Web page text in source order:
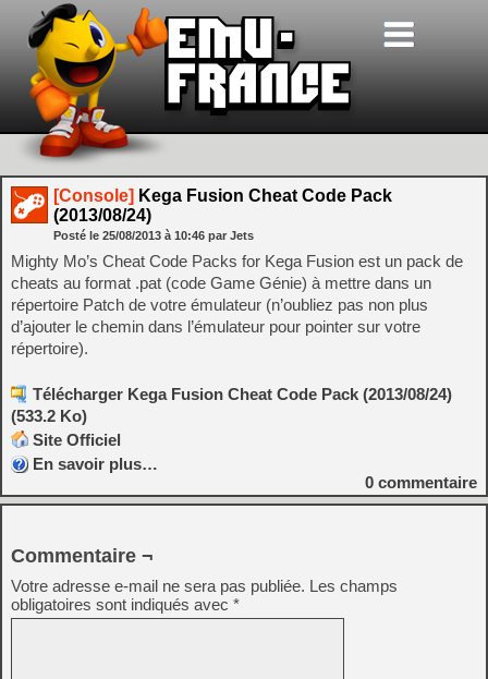
[Console] Kega Fusion Cheat Code Pack
(2013/08/24)
Posté le 25/08/2013 à 10:46 par Jets
Mighty Mo’s Cheat Code Packs for Kega Fusion est un pack de
cheats au format .pat (code Game Génie) à mettre dans un
répertoire Patch de votre émulateur (n’oubliez pas non plus
d’ajouter le chemin dans l’émulateur pour pointer sur votre
répertoire).
Télécharger Kega Fusion Cheat Code Pack (2013/08/24)
(533.2 Ko)
Site Officiel
En savoir plus…
0 commentaire
Commentaire ¬
Votre adresse e-mail ne sera pas publiée. Les champs
obligatoires sont indiqués avec *